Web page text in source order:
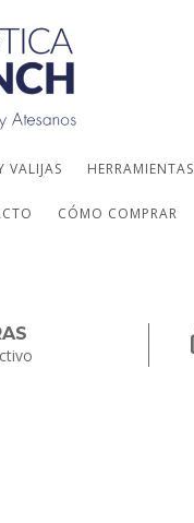
VALIJAS HERRAMIENTAS
CÓMO COMPRAR